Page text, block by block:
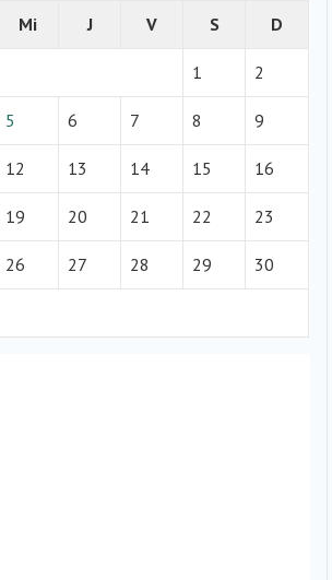
Mi J V S D
1 2
5 6 7 8 9
12 13 14 15 16
19 20 21 22 23
26 27 28 29 30